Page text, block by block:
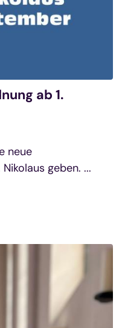
ab 1.
neue
geben. ...